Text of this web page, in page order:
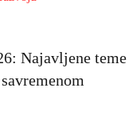
Najavljene teme